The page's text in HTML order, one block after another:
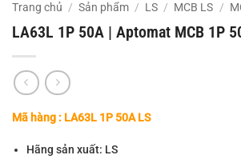
Trang chủ / Sản phẩm / LS / MCB LS /
LA63L 1P 50A | Aptomat MCB 1P
Mã hàng : LA63L 1P 50A LS
Hãng sản xuất: LS